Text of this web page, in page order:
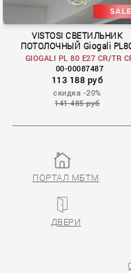
GIOGALI
VISTOSI СВЕТИЛЬНИК
ПОТОЛОЧНЫЙ Giogali
GIOGALI PL 80 E27 CR/TR
00-00087487
113 188 руб
скидка -20%
141 485 руб
ПОРТАЛ МБТМ
ДВЕРИ